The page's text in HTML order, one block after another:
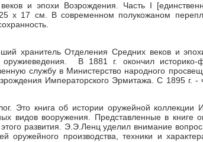
и эпохи Возрождения. Часть I
х 17 см. В современном полукожаном
хранитель Отделения Средних веков и
В 1881 г. окончил историко-
службу в Министерство народного
Императорского Эрмитажа. С 1895 г. -
Это книга об истории оружейной коллекции
видов вооружения. Представленные в книге
развития. Э.Э.Ленц уделил внимание
оружейного производства, техники и